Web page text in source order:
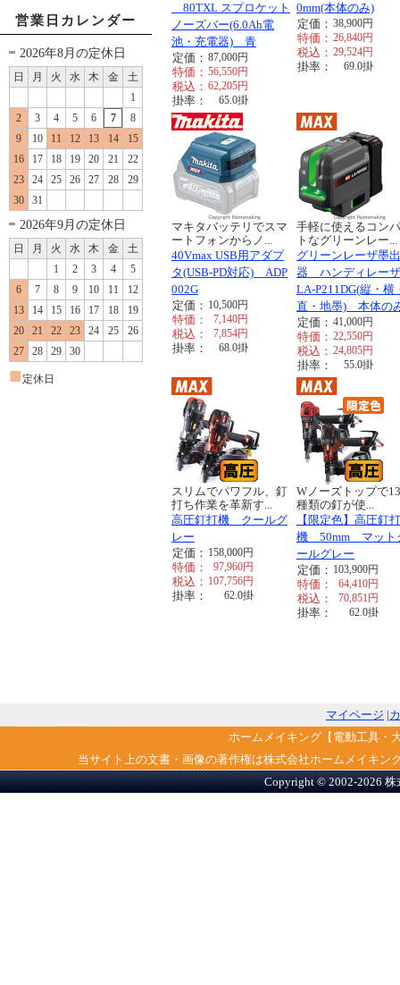
営業日カレンダー
2026年8月の定休日
日 月 火 水 木 金
土
1
2
3 4 5 6 7
8
9
10 11 12 13 14
15
16
17 18 19 20 21
22
23
24 25 26 27 28
29
30
31
2026年9月の定休日
日 月 火 水 木 金
土
1
2 3 4
5
6
7 8 9 10 11
12
13
14 15 16 17 18
19
20
21 22 23 24 25
26
27
28 29 30
■ 定休日
80TXL スプロケット
ノーズバー(6.0Ah電
池・充電器) 青
定価： 87,000円
特価： 56,550円
税込： 62,205円
掛率： 65.0掛
0mm(本体のみ)
定価： 38,900円
特価： 26,840円
税込： 29,524円
掛率： 69.0掛
マキタバッテリでスマ
ートフォンからノ...
40Vmax USB用アダプ
タ(USB-PD対応) ADP
002G
定価： 10,500円
特価： 7,140円
税込： 7,854円
掛率： 68.0掛
手軽に使えるコン
トなグリーンレー...
グリーンレーザ墨出
器 ハンディレ
LA-P211DG(縦・横
直・地墨) 本体の
定価： 41,000円
特価： 22,550円
税込： 24,805円
掛率： 55.0掛
スリムでパワフル、釘
打ち作業を革新す...
高圧釘打機 クールグ
レー
定価： 158,000円
特価： 97,960円
税込： 107,756円
掛率： 62.0掛
Wノーズトップで
種類の釘が使...
【限定色】高圧釘打
機 50mm マット
ールグレー
定価： 103,900円
特価： 64,410円
税込： 70,851 円
掛率： 62.0掛
マイページ |
ホームメイキング【電動工具・
当サイト上の文書・画像の著作権は株式会社ホームメイキ
Copyright © 2002-2026